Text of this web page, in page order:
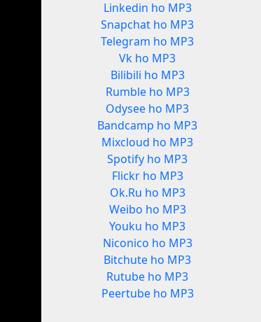
Linkedin ho MP3
Snapchat ho MP3
Telegram ho MP3
Vk ho MP3
Bilibili ho MP3
Rumble ho MP3
Odysee ho MP3
Bandcamp ho MP3
Mixcloud ho MP3
Spotify ho MP3
Flickr ho MP3
Ok.Ru ho MP3
Weibo ho MP3
Youku ho MP3
Niconico ho MP3
Bitchute ho MP3
Rutube ho MP3
Peertube ho MP3